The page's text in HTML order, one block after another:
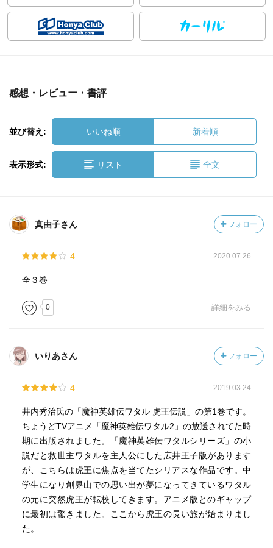
感想・レビュー・書評
並び替え: いいね順 新着順
表示形式: リスト 全文
真由子さん フォロー
4 2020.07.26
全３巻
0 詳細をみる
いりあさん フォロー
4 2019.03.24
井内秀治氏の「魔神英雄伝ワタル 虎王伝説」の第1巻です。
ちょうどTVアニメ「魔神英雄伝ワタル2」の放送されてた時
期に出版されました。「魔神英雄伝ワタルシリーズ」の小
説だと救世主ワタルを主人公にした広井王子版があります
が、こちらは虎王に焦点を当てたシリアスな作品です。中
学生になり創界山での思い出が夢になってきているワタル
の元に突然虎王が転校してきます。アニメ版とのギャップ
に最初は驚きました。ここから虎王の長い旅が始まりまし
た。